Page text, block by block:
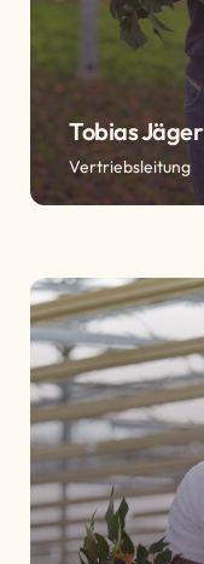
Tobias Jäger
Vertriebsleitung